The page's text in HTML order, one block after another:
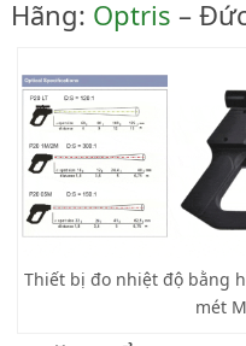
Hãng: Optris –
Thiết bị đo nhiệt độ bằng
mét